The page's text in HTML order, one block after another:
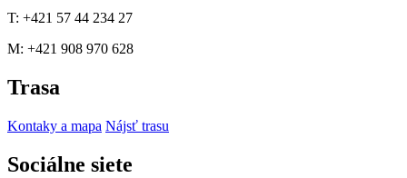
T: +421 57 44 234 27
M: +421 908 970 628
Trasa
Kontaky a mapa Nájsť trasu
Sociálne siete